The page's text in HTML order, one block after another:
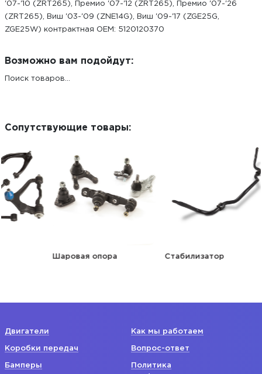
'07-'10 (ZRT265), Премио '07-'12 (ZRT265), Премио '07-'26
(ZRT265), Виш '03-'09 (ZNE14G), Виш '09-'17 (ZGE25G,
ZGE25W) контрактная ОЕМ: 5120120370
Возможно вам подойдут:
Поиск товаров...
Сопутствующие товары:
Шаровая опора Стабилизатор
Двигатели
Коробки передач
Бамперы
Как мы работаем
Вопрос-ответ
Политика